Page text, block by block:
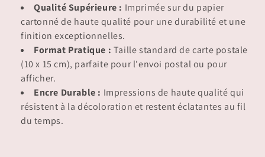
Qualité Supérieure : Imprimée sur du papier
cartonné de haute qualité pour une durabilité et une
finition exceptionnelles.
Format Pratique : Taille standard de carte postale
(10 x 15 cm), parfaite pour l'envoi postal ou pour
afficher.
Encre Durable : Impressions de haute qualité qui
résistent à la décoloration et restent éclatantes au fil
du temps.